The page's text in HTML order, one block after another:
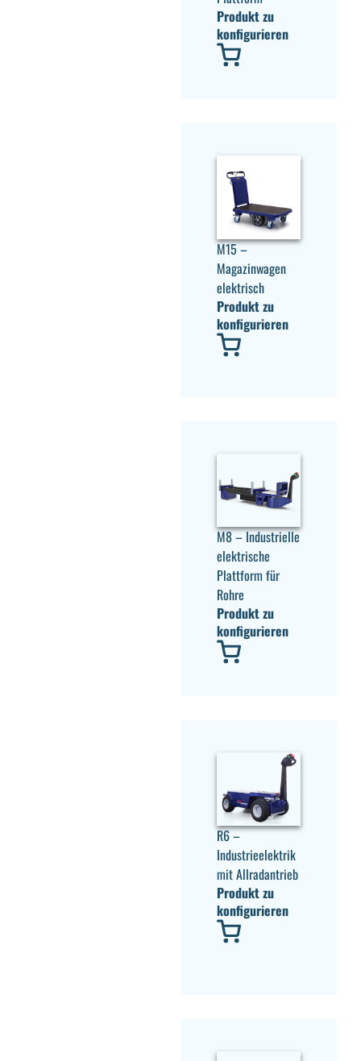
Produkt zu
konfigurieren
M15 –
Magazinwagen
elektrisch
Produkt zu
konfigurieren
M8 – Industrielle
elektrische
Plattform für
Rohre
Produkt zu
konfigurieren
R6 –
Industrieelektrik
mit Allradantrieb
Produkt zu
konfigurieren